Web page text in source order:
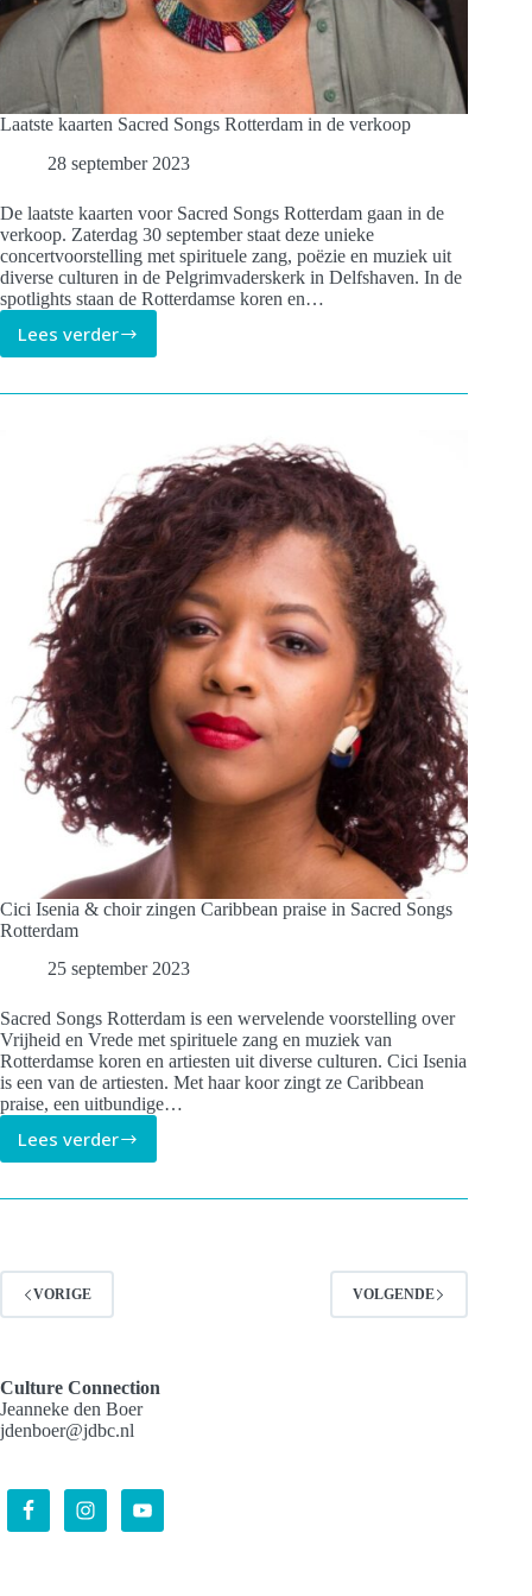
Laatste kaarten Sacred Songs Rotterdam in de verkoop
28 september 2023
De laatste kaarten voor Sacred Songs Rotterdam gaan in de
verkoop. Zaterdag 30 september staat deze unieke
concertvoorstelling met spirituele zang, poëzie en muziek uit
diverse culturen in de Pelgrimvaderskerk in Delfshaven. In de
spotlights staan de Rotterdamse koren en…
Lees verder
Laatste
Sacred
verkoop
Cici Isenia & choir zingen Caribbean praise in Sacred Songs
Rotterdam
25 september 2023
Sacred Songs Rotterdam is een wervelende voorstelling over
Vrijheid en Vrede met spirituele zang en muziek van
Rotterdamse koren en artiesten uit diverse culturen. Cici Isenia
is een van de artiesten. Met haar koor zingt ze Caribbean
praise, een uitbundige…
Lees verder
Cici
&
Caribbean
praise
in
Rotterdam
VORIGE VOLGENDE
Culture Connection
Jeanneke den Boer
jdenboer@jdbc.nl